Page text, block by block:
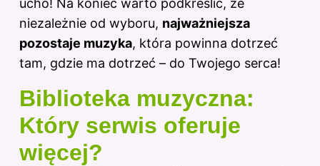
niezależnie od wyboru, najważniejsza
pozostaje muzyka, która powinna dotrzeć
tam, gdzie ma dotrzeć – do Twojego serca!
Biblioteka muzyczna:
Który serwis oferuje
więcej?